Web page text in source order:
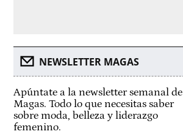
NEWSLETTER MAGAS
Apúntate a la newsletter semanal de
Magas. Todo lo que necesitas saber
sobre moda, belleza y liderazgo
femenino.